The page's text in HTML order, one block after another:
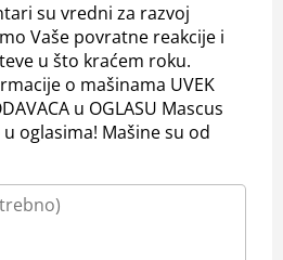
su vredni za razvoj
Vaše povratne reakcije i
u što kraćem roku.
o mašinama UVEK
u OGLASU Mascus
oglasima! Mašine su od